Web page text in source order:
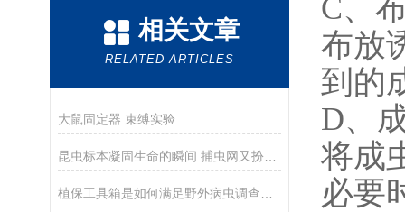
相关文章
RELATED ARTICLES
大鼠固定器 束缚实验
C、
布放
到的
D、
将成
必要